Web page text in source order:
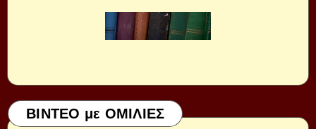
ΒΙΝΤΕΟ με ΟΜΙΛΙΕΣ